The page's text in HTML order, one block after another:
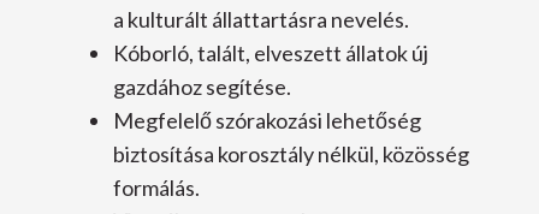
a kulturált állattartásra nevelés.
Kóborló, talált, elveszett állatok új
gazdához segítése.
Megfelelő szórakozási lehetőség
biztosítása korosztály nélkül, közösség
formálás.